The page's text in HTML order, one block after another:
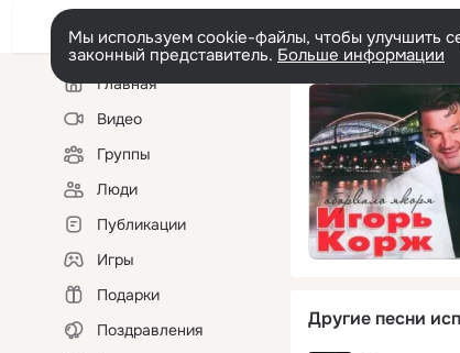
Мы используем cookie-файлы, чтобы улучшить
законный представитель. Больше информации
Левая
колонкаГлавная
Видео
Группы
Люди
Публикации
Игры
Подарки
Поздравления
Другие песни